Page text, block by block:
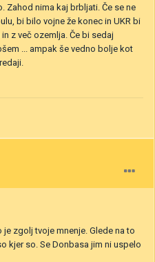
Zahod nima kaj brbljati. Če se ne
bi bilo vojne že konec in UKR bi
z več ozemlja. Če bi sedaj
... ampak še vedno bolje kot
zgolj tvoje mnenje. Glede na to
kjer so. Se Donbasa jim ni uspelo